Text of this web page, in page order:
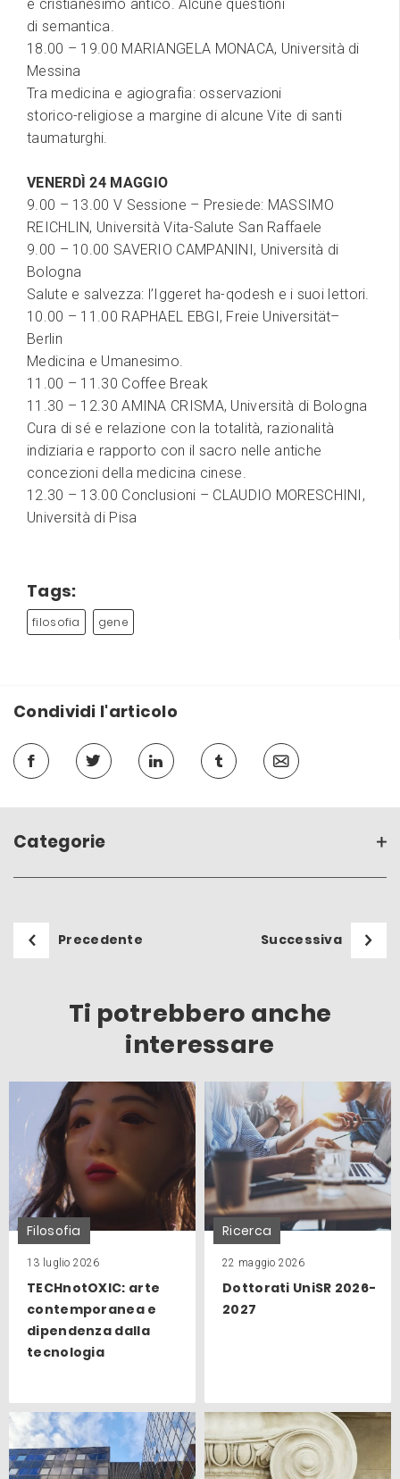
e cristianesimo antico. Alcune questioni
di semantica.
18.00 – 19.00 MARIANGELA MONACA, Università di
Messina
Tra medicina e agiografia: osservazioni
storico-religiose a margine di alcune Vite di santi
taumaturghi.
VENERDÌ 24 MAGGIO
9.00 – 13.00 V Sessione – Presiede: MASSIMO
REICHLIN, Università Vita-Salute San Raffaele
9.00 – 10.00 SAVERIO CAMPANINI, Università di
Bologna
Salute e salvezza: l’Iggeret ha-qodesh e i suoi lettori.
10.00 – 11.00 RAPHAEL EBGI, Freie Universität–
Berlin
Medicina e Umanesimo.
11.00 – 11.30 Coffee Break
11.30 – 12.30 AMINA CRISMA, Università di Bologna
Cura di sé e relazione con la totalità, razionalità
indiziaria e rapporto con il sacro nelle antiche
concezioni della medicina cinese.
12.30 – 13.00 Conclusioni – CLAUDIO MORESCHINI,
Università di Pisa
Tags:
filosofia gene
Condividi l'articolo
Categorie
Precedente Successiva
Ti potrebbero anche
interessare
Filosofia
13 luglio 2026
TECHnotOXIC: arte
contemporanea e
dipendenza dalla
tecnologia
Ricerca
22 maggio 2026
Dottorati UniSR 2026-
2027